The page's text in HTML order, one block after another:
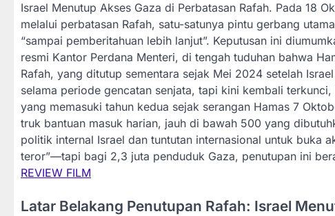
Israel Menutup Akses Gaza di Perbatasan Rafah. Pada 18
melalui perbatasan Rafah, satu-satunya pintu gerbang
“sampai pemberitahuan lebih lanjut”. Keputusan ini
resmi Kantor Perdana Menteri, di tengah tuduhan bahwa
Rafah, yang ditutup sementara sejak Mei 2024 setelah
selama periode gencatan senjata, tapi kini kembali
yang memasuki tahun kedua sejak serangan Hamas 7
truk bantuan masuk harian, jauh di bawah 500 yang
politik internal Israel dan tuntutan internasional untuk buka
teror”—tapi bagi 2,3 juta penduduk Gaza, penutupan ini
REVIEW FILM
Latar Belakang Penutupan Rafah: Israel